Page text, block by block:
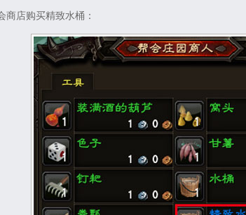
店购买精致水桶：